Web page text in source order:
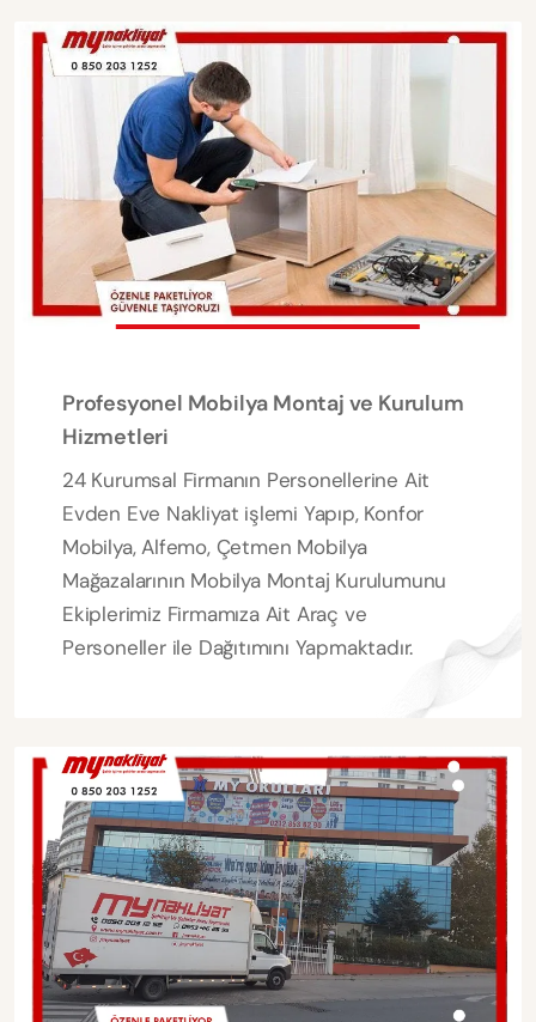
Profesyonel Mobilya Montaj ve Kurulum
Hizmetleri
24 Kurumsal Firmanın Personellerine Ait
Evden Eve Nakliyat işlemi Yapıp, Konfor
Mobilya, Alfemo, Çetmen Mobilya
Mağazalarının Mobilya Montaj Kurulumunu
Ekiplerimiz Firmamıza Ait Araç ve
Personeller ile Dağıtımını Yapmaktadır.